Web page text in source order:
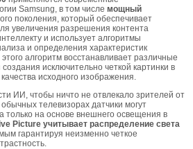
Samsung, в том числе мощный
поколения, который обеспечивает
увеличения разрешения контента
и использует алгоритмы
и определения характеристик
алгоритм восстанавливает различные
исключительно четкой картинки в
исходного изображения.
ИИ, чтобы ничто не отвлекало зрителей от
телевизорах датчики могут
только на основе внешнего освещения в
Picture учитывает распределение света
гарантируя неизменно четкое